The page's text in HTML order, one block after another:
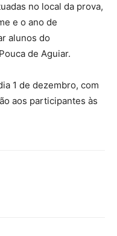
no local da prova,
e o ano de
alunos do
de Aguiar.
1 de dezembro, com
aos participantes às